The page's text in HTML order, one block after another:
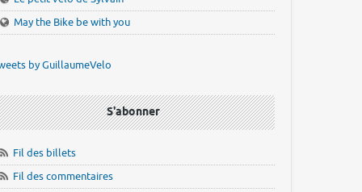
May the Bike be with you
by GuillaumeVelo
S'abonner
Fil des billets
Fil des commentaires